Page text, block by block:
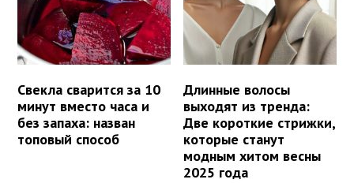
Свекла сварится за 10
минут вместо часа и
без запаха: назван
топовый способ
Длинные волосы
выходят из тренда:
Две короткие стрижки,
которые станут
модным хитом весны
2025 года